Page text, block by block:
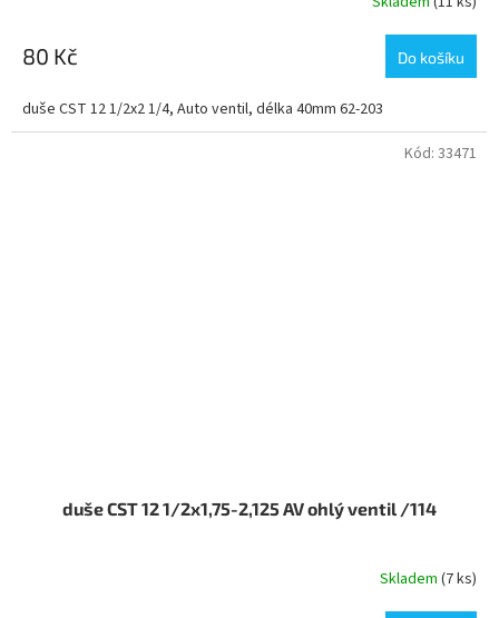
80 Kč Do košíku
duše CST 12 1/2x2 1/4, Auto ventil, délka 40mm 62-203
duše CST 12 1/2x1,75-2,125 AV ohlý ventil /114
Skladem (7 ks)
Kód: 33471